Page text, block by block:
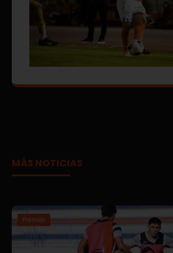
MÁS NOTICIAS
Premier